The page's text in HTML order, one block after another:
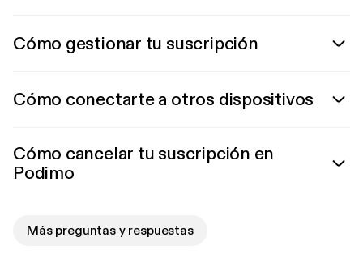
Cómo gestionar tu suscripción
Cómo conectarte a otros dispositivos
Cómo cancelar tu suscripción en
Podimo
Más preguntas y respuestas